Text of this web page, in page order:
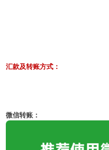
汇款及转账方式：
微信转账：